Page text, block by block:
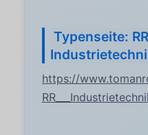
Typenseite:
https://